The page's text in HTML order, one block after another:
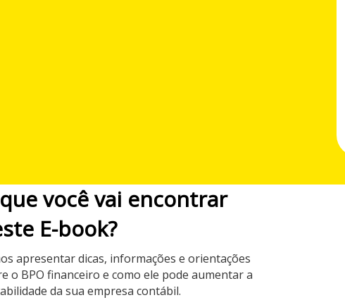
você vai encontrar
E-book?
apresentar dicas, informações e orientações
o BPO financeiro e como ele pode aumentar a
da sua empresa contábil.